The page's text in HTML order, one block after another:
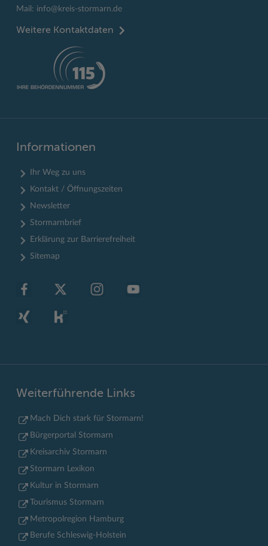
Mail: info@kreis-stormarn.de
Weitere Kontaktdaten
Informationen
Ihr Weg zu uns
Kontakt / Öffnungszeiten
Newsletter
Stormarnbrief
Erklärung zur Barrierefreiheit
Sitemap
Weiterführende Links
Mach Dich stark für Stormarn!
Bürgerportal Stormarn
Kreisarchiv Stormarn
Stormarn Lexikon
Kultur in Stormarn
Tourismus Stormarn
Metropolregion Hamburg
Berufe Schleswig-Holstein